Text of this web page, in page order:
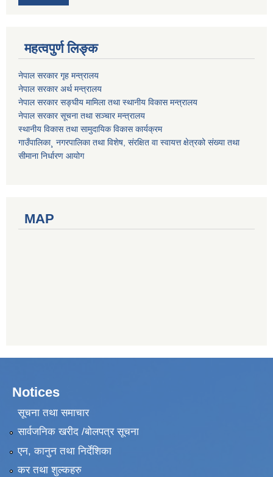
महत्वपुर्ण लिङ्क
नेपाल सरकार गृह मन्त्रालय
नेपाल सरकार अर्थ मन्त्रालय
नेपाल सरकार सङ्घीय मामिला तथा स्थानीय विकास मन्त्रालय
नेपाल सरकार सूचना तथा सञ्चार मन्त्रालय
स्थानीय विकास तथा सामुदायिक विकास कार्यक्रम
गाउँपालिका¸ नगरपालिका तथा विशेष, संरक्षित वा स्वायत्त क्षेत्रको संख्या तथा
सीमाना निर्धारण आयोग
MAP
Notices
सूचना तथा समाचार
सार्वजनिक खरीद /बोलपत्र सूचना
एन, कानुन तथा निर्देशिका
कर तथा शुल्कहरु